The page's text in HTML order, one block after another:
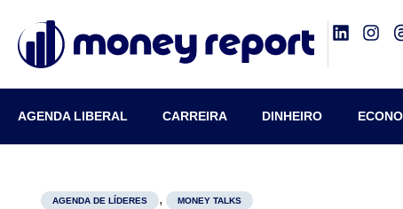
AGENDA LIBERAL CARREIRA DINHEIRO
AGENDA DE LÍDERES , MONEY TALKS